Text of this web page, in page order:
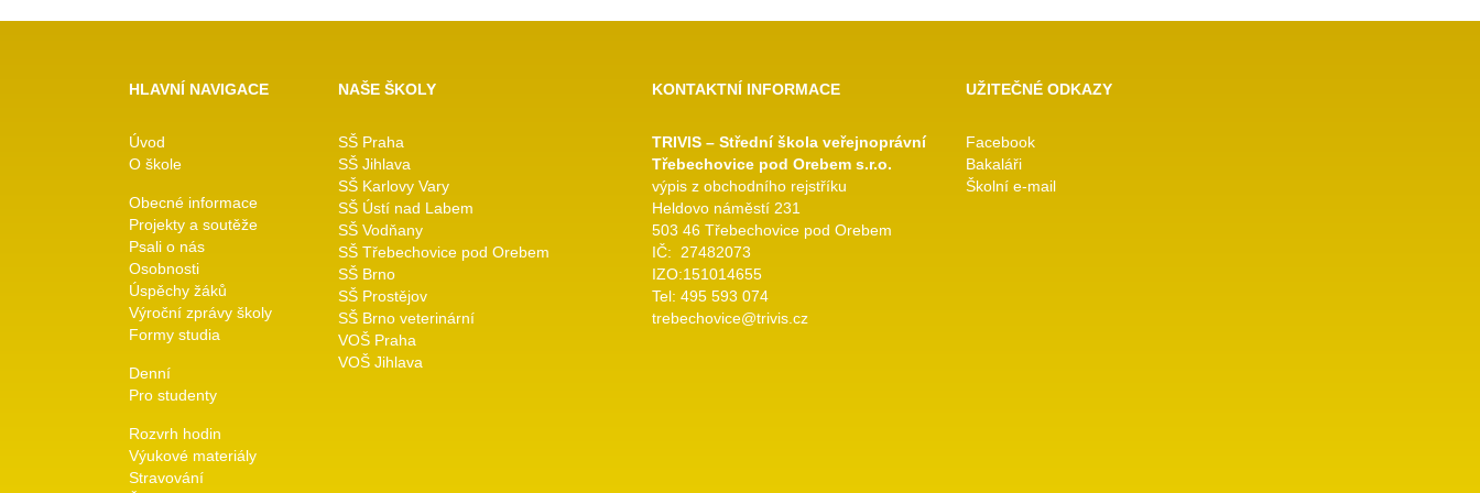
HLAVNÍ NAVIGACE
Úvod
O škole
Obecné informace
Projekty a soutěže
Psali o nás
Osobnosti
Úspěchy žáků
Výroční zprávy školy
Formy studia
Denní
Pro studenty
Rozvrh hodin
Výukové materiály
Stravování
NAŠE ŠKOLY
SŠ Praha
SŠ Jihlava
SŠ Karlovy Vary
SŠ Ústí nad Labem
SŠ Vodňany
SŠ Třebechovice pod Orebem
SŠ Brno
SŠ Prostějov
SŠ Brno veterinární
VOŠ Praha
VOŠ Jihlava
KONTAKTNÍ INFORMACE
TRIVIS – Střední škola veřejnoprávní
Třebechovice pod Orebem s.r.o.
výpis z obchodního rejstříku
Heldovo náměstí 231
503 46 Třebechovice pod Orebem
IČ: 27482073
IZO:151014655
Tel: 495 593 074
trebechovice@trivis.cz
UŽITEČNÉ ODKAZY
Facebook
Bakaláři
Školní e-mail